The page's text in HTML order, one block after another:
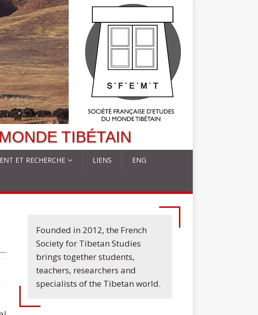
TIBÉTAIN
ET RECHERCHE LIENS ENG
Founded in 2012, the French
Society for Tibetan Studies
brings together students,
teachers, researchers and
specialists of the Tibetan world.